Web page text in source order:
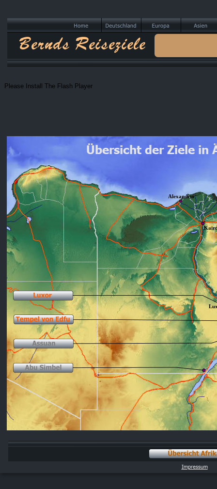
Alexandria
Bernds Reiseziele
Übersicht der Ziele in
Please Install The Flash Player
Impressum